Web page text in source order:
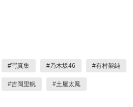
#写真集 #乃木坂46 #有村架純
#吉岡里帆 #土屋太鳳